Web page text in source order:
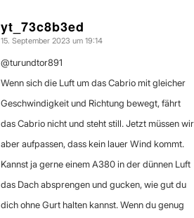
yt_73c8b3ed
sagte:
15. September 2023 um 19:14
@turundtor891
Wenn sich die Luft um das Cabrio mit gleicher
Geschwindigkeit und Richtung bewegt, fährt
das Cabrio nicht und steht still. Jetzt müssen wir
aber aufpassen, dass kein lauer Wind kommt.
Kannst ja gerne einem A380 in der dünnen Luft
das Dach absprengen und gucken, wie gut du
dich ohne Gurt halten kannst. Wenn du genug